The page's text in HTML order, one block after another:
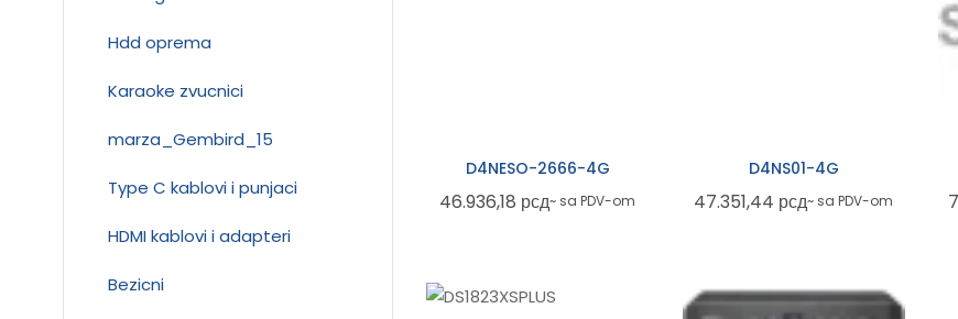
D4NESO-2666-4G
46.936,18 рсд~ sa PDV-om
D4NS01-4G
47.351,44 рсд~ sa PDV-om
Hdd oprema
Karaoke zvucnici
marza_Gembird_15
Type C kablovi i punjaci
HDMI kablovi i adapteri
Bezicni